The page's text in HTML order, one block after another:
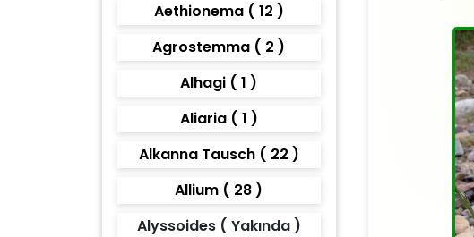
Aethionema ( 12 )
Agrostemma ( 2 )
Alhagi ( 1 )
Aliaria ( 1 )
Alkanna Tausch ( 22 )
Allium ( 28 )
Alyssoides ( Yakında )